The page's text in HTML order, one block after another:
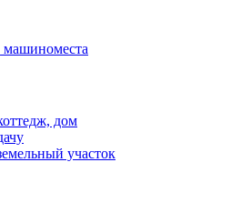
дом
участок